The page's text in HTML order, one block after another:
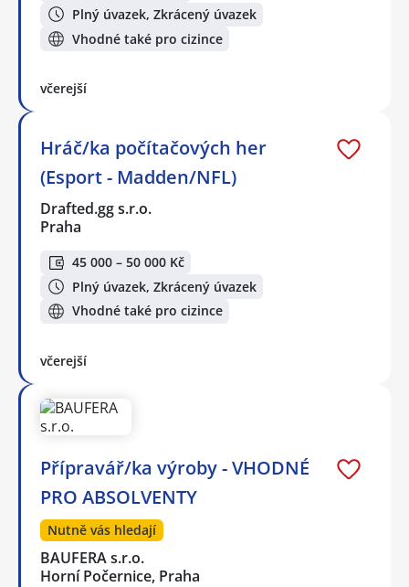
Plný úvazek, Zkrácený úvazek
Vhodné také pro cizince
včerejší
Hráč/ka počítačových her
(Esport - Madden/NFL)
Drafted.gg s.r.o.
Praha
45 000 – 50 000 Kč
Plný úvazek, Zkrácený úvazek
Vhodné také pro cizince
včerejší
Přípravář/ka výroby - VHODNÉ
PRO ABSOLVENTY
Nutně vás hledají
BAUFERA s.r.o.
Horní Počernice, Praha